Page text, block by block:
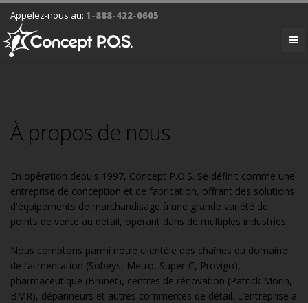
Appelez-nous au: 1-888-422-0605
À propos de nous
En opération depuis 1997, Concept P.O.S. Se définit comme une
entreprise de conception et de fabrication, offrant des solutions
d'équipements de marchandisage à une grande variété de
points de vente au détail, opérant dans de multiples industries.
Nous comptons parmi notre clientèle des chaînes du domaine
de l’alimentation (Sobeys, Metro, Super-C, Provigo),
pharmaceutique (Brunet), centres de rénovation (Patrick Morin,
BMR), dépanneurs et autres commerces de détail. L’entreprise a